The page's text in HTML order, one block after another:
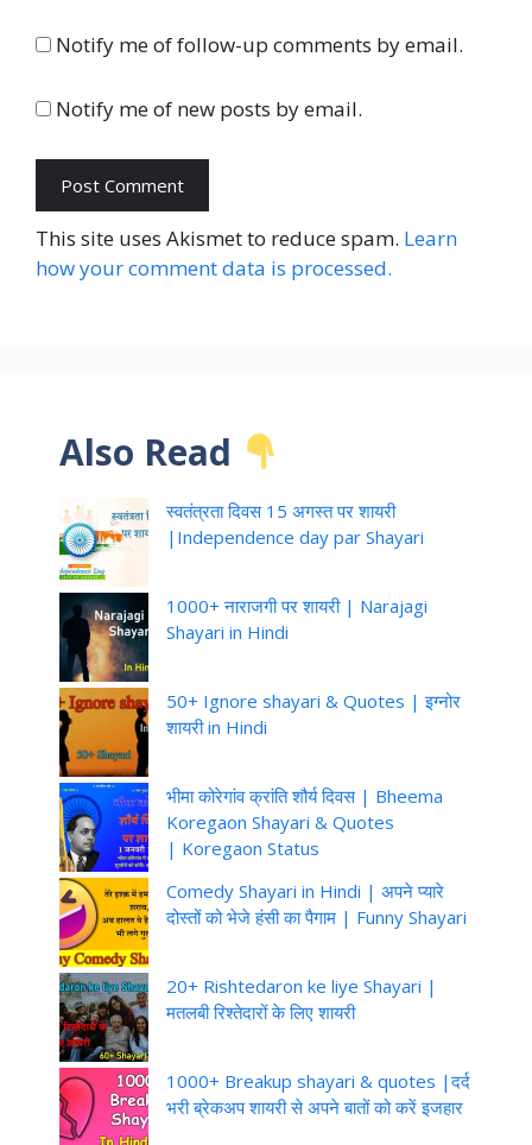
Notify me of follow-up comments by email.
Notify me of new posts by email.
This site uses Akismet to reduce spam. Learn
how your comment data is processed.
Also Read
स्वतंत्रता दिवस 15 अगस्त पर शायरी
|Independence day par Shayari
1000+ नाराजगी पर शायरी | Narajagi
Shayari in Hindi
50+ Ignore shayari & Quotes | इग्नोर
शायरी in Hindi
भीमा कोरेगांव क्रांति शौर्य दिवस | Bheema
Koregaon Shayari & Quotes
| Koregaon Status
Comedy Shayari in Hindi | अपने प्यारे
दोस्तों को भेजे हंसी का पैगाम | Funny Shayari
20+ Rishtedaron ke liye Shayari |
मतलबी रिश्तेदारों के लिए शायरी
1000+ Breakup shayari & quotes |दर्द
भरी ब्रेकअप शायरी से अपने बातों को करें इजहार